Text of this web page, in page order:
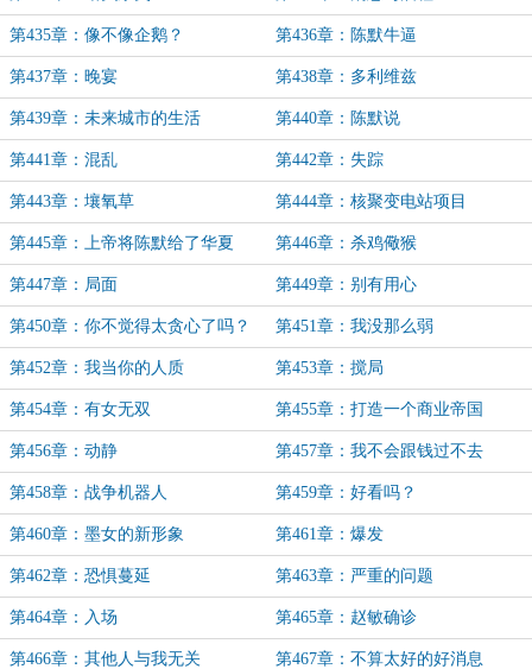
第435章：像不像企鹅？ 第436章：陈默牛逼
第437章：晚宴 第438章：多利维兹
第439章：未来城市的生活 第440章：陈默说
第441章：混乱 第442章：失踪
第443章：壤氧草 第444章：核聚变电站项目
第445章：上帝将陈默给了华夏 第446章：杀鸡儆猴
第447章：局面 第449章：别有用心
第450章：你不觉得太贪心了吗？ 第451章：我没那么弱
第452章：我当你的人质 第453章：搅局
第454章：有女无双 第455章：打造一个商业帝国
第456章：动静 第457章：我不会跟钱过不去
第458章：战争机器人 第459章：好看吗？
第460章：墨女的新形象 第461章：爆发
第462章：恐惧蔓延 第463章：严重的问题
第464章：入场 第465章：赵敏确诊
第466章：其他人与我无关 第467章：不算太好的好消息